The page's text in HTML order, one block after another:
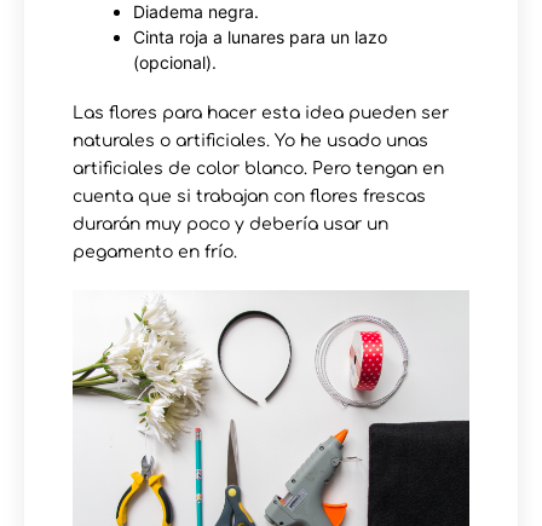
Diadema negra.
Cinta roja a lunares para un lazo
(opcional).
Las flores para hacer esta idea pueden ser
naturales o artificiales. Yo he usado unas
artificiales de color blanco. Pero tengan en
cuenta que si trabajan con flores frescas
durarán muy poco y debería usar un
pegamento en frío.